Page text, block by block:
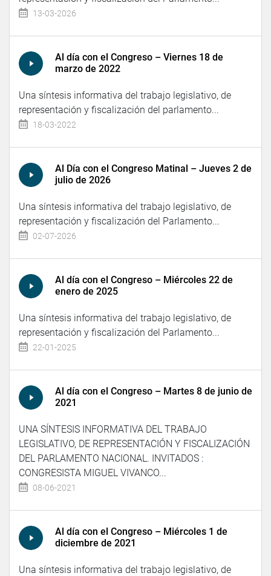
13-03-2026
Al día con el Congreso – Viernes 18 de
marzo de 2022
Una síntesis informativa del trabajo legislativo, de
representación y fiscalización del parlamento...
18-03-2022
Al Día con el Congreso Matinal – Jueves 2 de
julio de 2026
Una síntesis informativa del trabajo legislativo, de
representación y fiscalización del Parlamento...
02-07-2026
Al día con el Congreso – Miércoles 22 de
enero de 2025
Una síntesis informativa del trabajo legislativo, de
representación y fiscalización del Parlamento...
22-01-2025
Al día con el Congreso – Martes 8 de junio de
2021
UNA SÍNTESIS INFORMATIVA DEL TRABAJO
LEGISLATIVO, DE REPRESENTACIÓN Y FISCALIZACIÓN
DEL PARLAMENTO NACIONAL. INVITADOS :
CONGRESISTA MIGUEL VIVANCO...
08-06-2021
Al día con el Congreso – Miércoles 1 de
diciembre de 2021
Una síntesis informativa del trabajo legislativo, de